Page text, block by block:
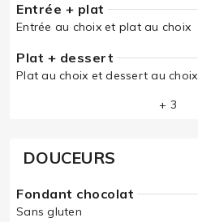
Entrée + plat
Entrée au choix et plat au choix
Plat + dessert
Plat au choix et dessert au choix
+ 3
DOUCEURS
Fondant chocolat
Sans gluten